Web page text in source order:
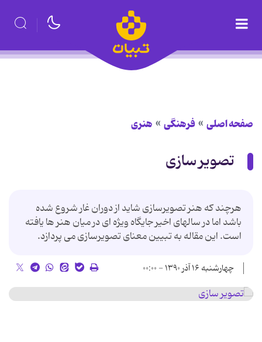
صفحه اصلی فرهنگی هنری
تصویر سازی
هرچند که هنر تصویرسازی شاید از دوران غار شروع شده
باشد اما در سالهای اخیر جایگاه ویژه ای در میان هنر ها یافته
است. این مقاله به تبیین معنای تصویرسازی می پردازد.
چهارشنبه ۱۶ آذر ۱۳۹۰ - ۰۰:۰۰